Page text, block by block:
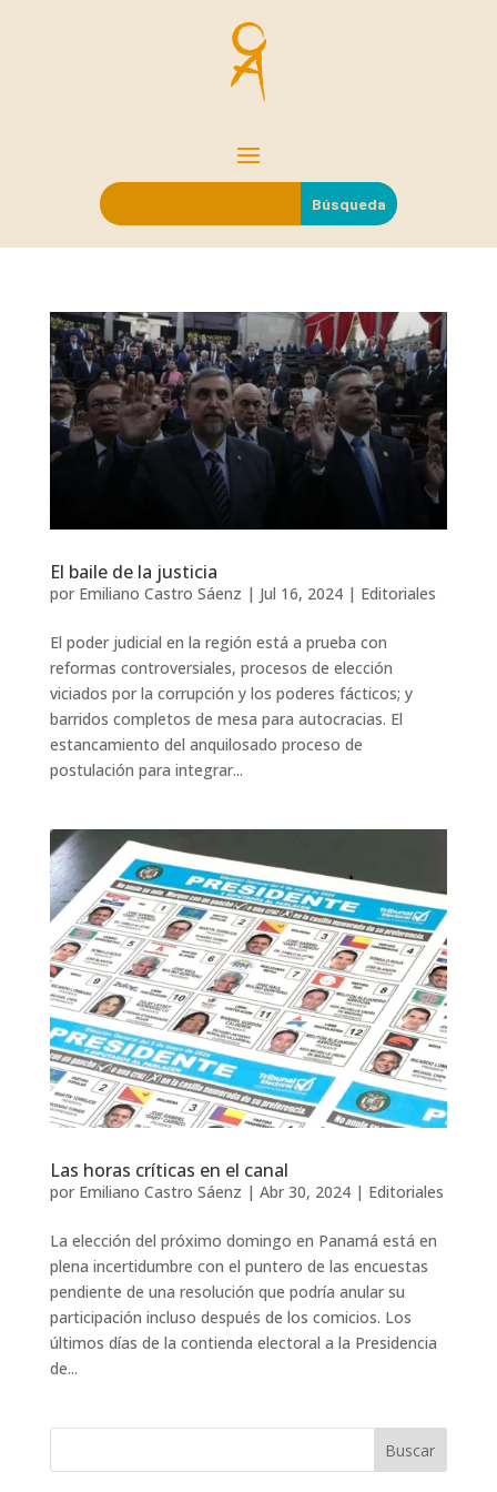
El baile de la justicia
por Emiliano Castro Sáenz | Jul 16, 2024| Editoriales
El poder judicial en la región está a prueba con
reformas controversiales, procesos de elección
viciados por la corrupción y los poderes fácticos; y
barridos completos de mesa para autocracias. El
estancamiento del anquilosado proceso de
postulación para integrar...
Las horas críticas en el canal
por Emiliano Castro Sáenz | Abr 30, 2024| Editoriales
La elección del próximo domingo en Panamá está en
plena incertidumbre con el puntero de las encuestas
pendiente de una resolución que podría anular su
participación incluso después de los comicios. Los
últimos días de la contienda electoral a la Presidencia
de...
Buscar